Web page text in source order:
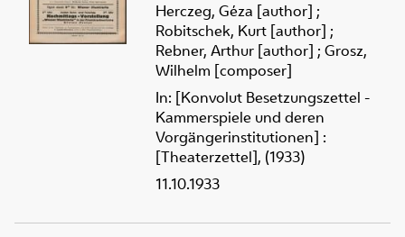
Herczeg, Géza [author] ;
Robitschek, Kurt [author] ;
Rebner, Arthur [author] ; Grosz,
Wilhelm [composer]
In: [Konvolut Besetzungszettel -
Kammerspiele und deren
Vorgängerinstitutionen] :
[Theaterzettel], (1933)
11.10.1933